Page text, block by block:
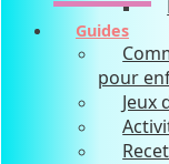
Guides
pour
Jeux